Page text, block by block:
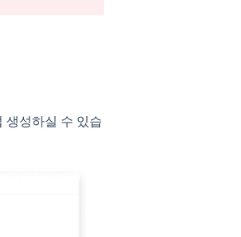
생성하실 수 있습